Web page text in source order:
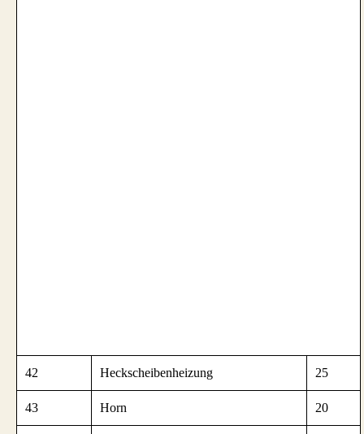
42 Heckscheibenheizung 25
43 Horn 20